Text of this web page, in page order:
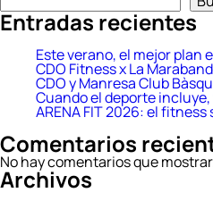
Entradas recientes
Este verano, el mejor plan
CDO Fitness x La
CDO y Manresa Club
Cuando el deporte
ARENA FIT 2026: el fitness
Comentarios
No hay comentarios que
Archivos